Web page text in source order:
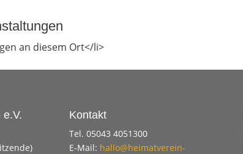
an diesem Ort</li>
Kontakt
Tel. 05043 4051300
E-Mail: hallo@heimatverein-